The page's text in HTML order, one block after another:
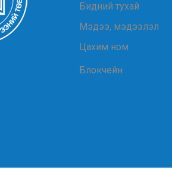
Бидний тухай
Мэдээ, мэдээлэл
Цахим ном
Блокчейн